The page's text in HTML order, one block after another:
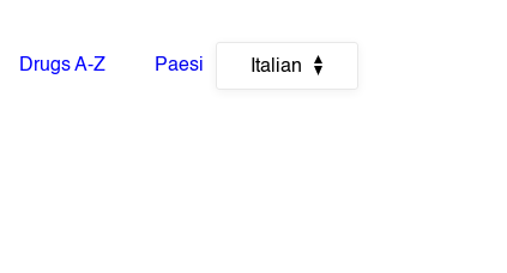
Drugs A-Z Paesi Italian